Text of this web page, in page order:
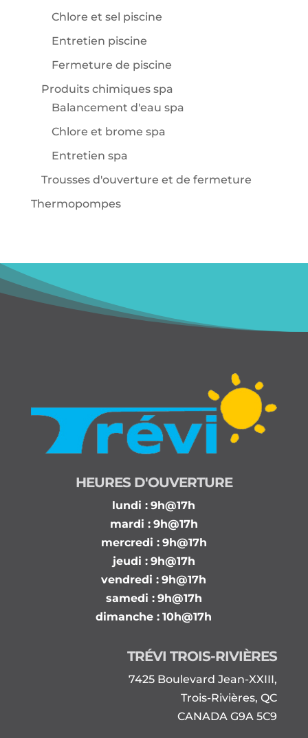
Chlore et sel piscine
Entretien piscine
Fermeture de piscine
Produits chimiques spa
Balancement d'eau spa
Chlore et brome spa
Entretien spa
Trousses d'ouverture et de fermeture
Thermopompes
HEURES D'OUVERTURE
lundi : 9h@17h
mardi : 9h@17h
mercredi : 9h@17h
jeudi : 9h@17h
vendredi : 9h@17h
samedi : 9h@17h
dimanche : 10h@17h
TRÉVI TROIS-RIVIÈRES
7425 Boulevard Jean-XXIII,
Trois-Rivières, QC
CANADA G9A 5C9